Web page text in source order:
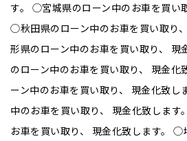
す。 ◯宮城県のローン中のお車を買い
◯秋田県のローン中のお車を買い取り
形県のローン中のお車を買い取り、
のローン中のお車を買い取り、 現金
ーン中のお車を買い取り、 現金化致
中のお車を買い取り、 現金化致しま
お車を買い取り、 現金化致します。 ◯